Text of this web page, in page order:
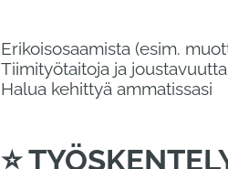
Erikoisosaamista (esim.
Tiimityötaitoja ja joustavuutta
Halua kehittyä ammatissasi
⭐